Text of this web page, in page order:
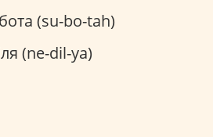
(su-bo-tah)
(ne-dil-ya)